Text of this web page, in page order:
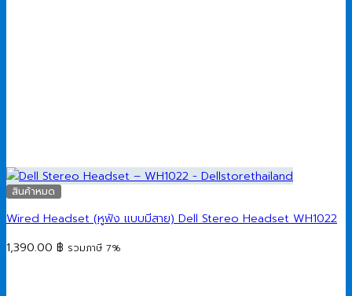
สินค้าหมด
Wired Headset (หูฟัง แบบมีสาย) Dell Stereo Headset WH1022
1,390.00 ฿ รวมภาษี 7%